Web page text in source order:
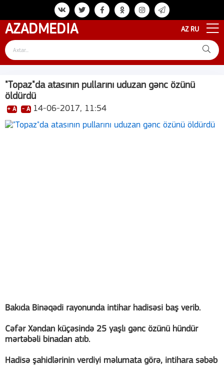
AZADMEDIA AZ RU
"Topaz"da atasının pullarını uduzan gənc özünü
öldürdü
+ A - A 14-06-2017, 11:54
Bakıda Binəqədi rayonunda intihar hadisəsi baş verib.
Cəfər Xəndan küçəsində 25 yaşlı gənc özünü hündür
mərtəbəli binadan atıb.
Hadisə şahidlərinin verdiyi məlumata görə, intihara səbəb